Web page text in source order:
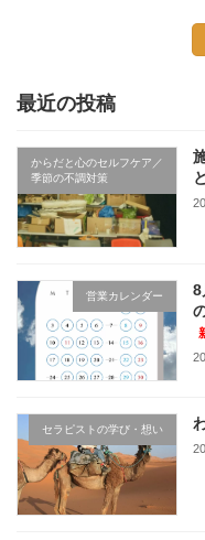
の
ペ
ー
ジ
り
最近の投稿
からだと心のセルフケア／
季節の不調対策
営業カレンダー
8
セラピストの学び・想い